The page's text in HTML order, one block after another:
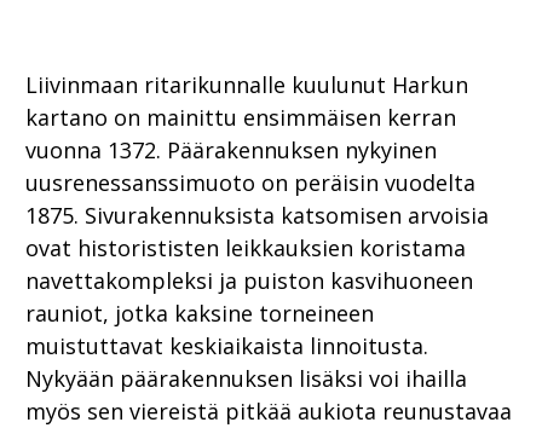
Liivinmaan ritarikunnalle kuulunut Harkun
kartano on mainittu ensimmäisen kerran
vuonna 1372. Päärakennuksen nykyinen
uusrenessanssimuoto on peräisin vuodelta
1875. Sivurakennuksista katsomisen arvoisia
ovat historististen leikkauksien koristama
navettakompleksi ja puiston kasvihuoneen
rauniot, jotka kaksine torneineen
muistuttavat keskiaikaista linnoitusta.
Nykyään päärakennuksen lisäksi voi ihailla
myös sen viereistä pitkää aukiota reunustavaa